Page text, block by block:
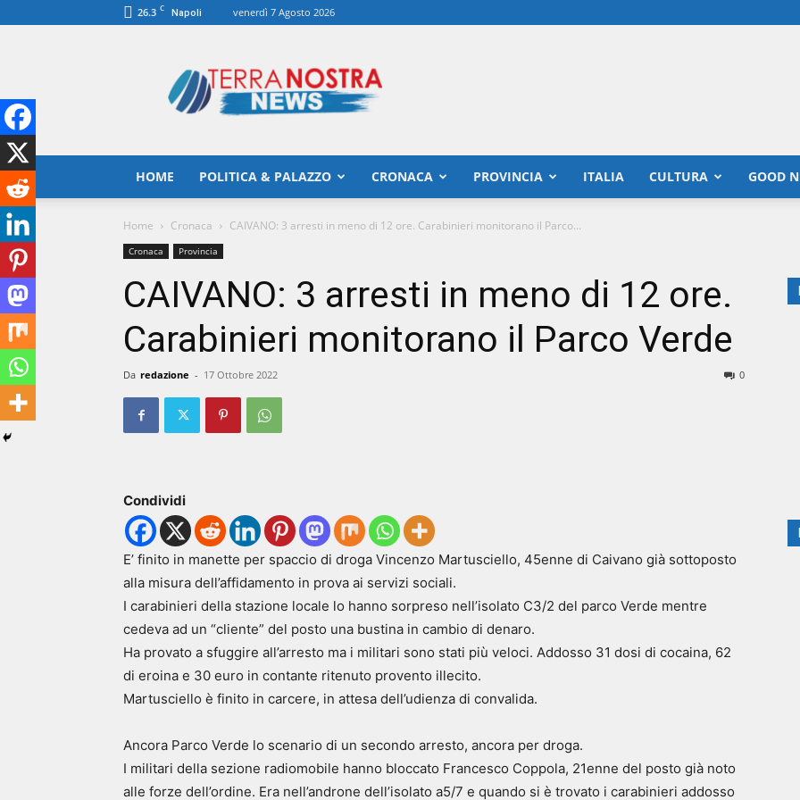
26.3 C Napoli venerdì 7 Agosto 2026
HOME POLITICA & PALAZZO CRONACA PROVINCIA ITALIA CULTURA GOOD
Home Cronaca CAIVANO: 3 arresti in meno di 12 ore. Carabinieri monitorano il Parco...
Cronaca Provincia
CAIVANO: 3 arresti in meno di 12 ore.
Carabinieri monitorano il Parco Verde
Da redazione - 17 Ottobre 2022 0
Condividi
E’ finito in manette per spaccio di droga Vincenzo Martusciello, 45enne di Caivano già sottoposto
alla misura dell’affidamento in prova ai servizi sociali.
I carabinieri della stazione locale lo hanno sorpreso nell’isolato C3/2 del parco Verde mentre
cedeva ad un “cliente” del posto una bustina in cambio di denaro.
Ha provato a sfuggire all’arresto ma i militari sono stati più veloci. Addosso 31 dosi di cocaina, 62
di eroina e 30 euro in contante ritenuto provento illecito.
Martusciello è finito in carcere, in attesa dell’udienza di convalida.
Ancora Parco Verde lo scenario di un secondo arresto, ancora per droga.
I militari della sezione radiomobile hanno bloccato Francesco Coppola, 21enne del posto già noto
alle forze dell’ordine. Era nell’androne dell’isolato a5/7 e quando si è trovato i carabinieri addosso